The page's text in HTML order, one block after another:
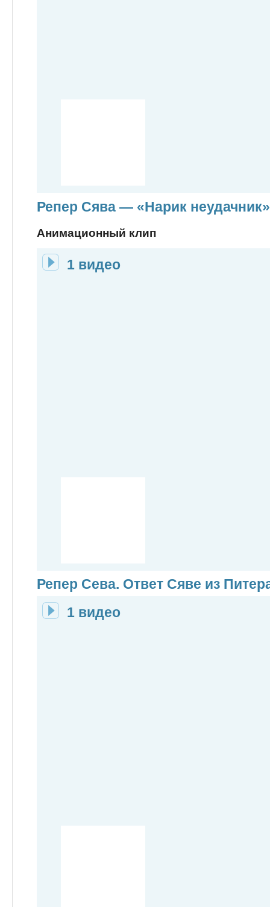
Репер Сява — «Нарик неудачник»
Анимационный клип
1 видео
Репер Сева. Ответ Сяве из
1 видео